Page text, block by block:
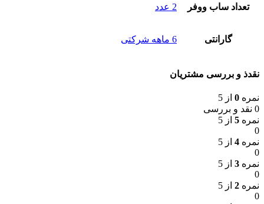
تعداد ساب‌ ووفر 2 عدد
گارانتی 6 ماهه شرکتی
نقدذ و بررسی مشتریان
نمره 0 از 5
0 نقد و بررسی
نمره 5 از 5
0
نمره 4 از 5
0
نمره 3 از 5
0
نمره 2 از 5
0